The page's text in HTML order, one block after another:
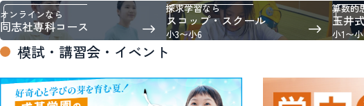
オンラインなら
同志社専科コース
探求学習なら
スコップ・スクール
小3〜小6
算数的
玉井
小1〜
模試・講習会・イベント